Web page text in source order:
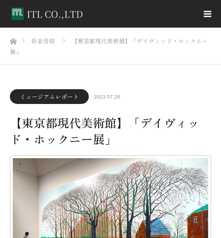
ホーム新着情報
【東京都現代美術館】「デイヴィッド・ホックニー
展」
ミュージアムレポート 2023.07.26
【東京都現代美術館】「デイヴィッ
ド・ホックニー展」